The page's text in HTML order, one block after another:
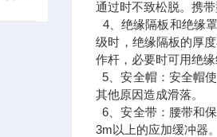
通过时不致松脱。携
4、绝缘隔板和绝缘
级时，绝缘隔板的厚
作杆，必要时可用绝缘
5、安全帽：安全帽
其他原因造成滑落。
6、安全带：腰带和
3m以上的应加缓冲器。